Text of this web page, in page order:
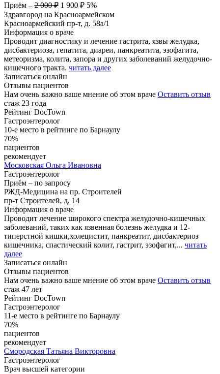
Приём – 2 000 ₽ 1 900 ₽ 5%
Здравгород на Красноармейском
Красноармейский пр-т, д. 58а/1
Информация о враче
Проводит диагностику и лечение гастрита, язвы желудка,
дисбактериоза, гепатита, диареи, панкреатита, эзофагита,
метеоризма, колита, запора и других заболеваний желудочно-
кишечного тракта. читать далее
Записаться онлайн
Отзывы пациентов
Нам очень важно ваше мнение об этом враче Оставить отзыв
стаж 23 года
Рейтинг DocTown
Гастроэнтеролог
10-е место в рейтинге по Барнаулу
70%
пациентов
рекомендует
Московская Ольга Ивановна
Гастроэнтеролог
Приём – по запросу
РЖД-Медицина на пр. Строителей
пр-т Строителей, д. 14
Информация о враче
Проводит лечение широкого спектра желудочно-кишечных
заболеваний, таких как язвенная болезнь желудка и 12-
типерстной кишки,холецистит, панкреатит, дисбактериоз
кишечника, спастический колит, гастрит, эзофагит,... читать
далее
Записаться онлайн
Отзывы пациентов
Нам очень важно ваше мнение об этом враче Оставить отзыв
стаж 47 лет
Рейтинг DocTown
Гастроэнтеролог
11-е место в рейтинге по Барнаулу
70%
пациентов
рекомендует
Смородская Татьяна Викторовна
Гастроэнтеролог
Врач высшей категории